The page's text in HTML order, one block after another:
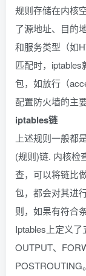
规则存储在内核
了源地址、目的
和服务类型（如
匹配时，
包，如放行（
配置防火墙的主
iptables链
上述规则一般都
(规则)链. 内核检
查，可以将链比
包，都会对其进
则，如果有符合
Iptables上定义了
OUTPUT、
POSTROUTING